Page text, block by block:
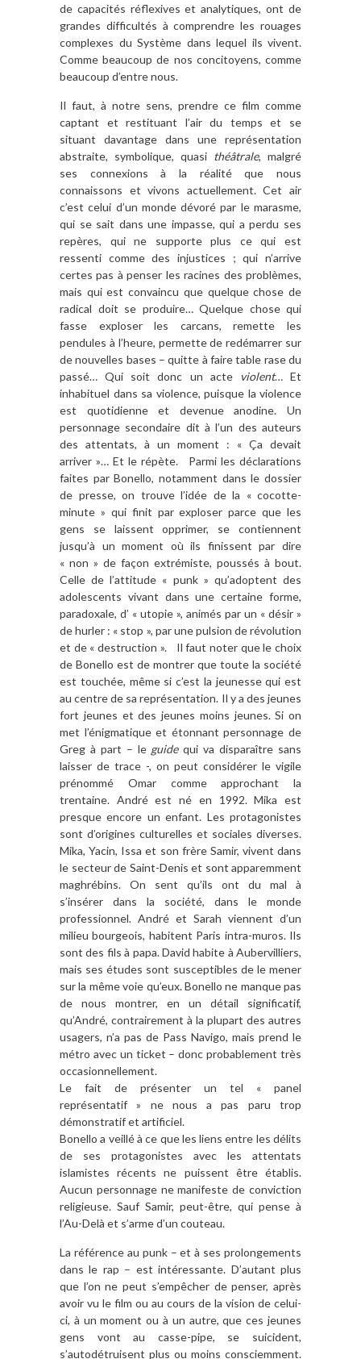
de capacités réflexives et analytiques, ont de
grandes difficultés à comprendre les rouages
complexes du Système dans lequel ils vivent.
Comme beaucoup de nos concitoyens, comme
beaucoup d’entre nous.
Il faut, à notre sens, prendre ce film comme
captant et restituant l’air du temps et se
situant davantage dans une représentation
abstraite, symbolique, quasi théâtrale, malgré
ses connexions à la réalité que nous
connaissons et vivons actuellement. Cet air
c’est celui d’un monde dévoré par le marasme,
qui se sait dans une impasse, qui a perdu ses
repères, qui ne supporte plus ce qui est
ressenti comme des injustices ; qui n’arrive
certes pas à penser les racines des problèmes,
mais qui est convaincu que quelque chose de
radical doit se produire… Quelque chose qui
fasse exploser les carcans, remette les
pendules à l’heure, permette de redémarrer sur
de nouvelles bases – quitte à faire table rase du
passé… Qui soit donc un acte
violent… Et
inhabituel dans sa violence, puisque la violence
est quotidienne et devenue anodine. Un
personnage secondaire dit à l’un des auteurs
des attentats, à un moment : « Ça devait
arriver »… Et le répète. Parmi les déclarations
faites par Bonello, notamment dans le dossier
de presse, on trouve l’idée de la « cocotte-
minute » qui finit par exploser parce que les
gens se laissent opprimer, se contiennent
jusqu’à un moment où ils finissent par dire
« non » de façon extrémiste, poussés à bout.
Celle de l’attitude « punk » qu’adoptent des
adolescents vivant dans une certaine forme,
paradoxale, d’ « utopie », animés par un « désir »
de hurler : « stop », par une pulsion de révolution
et de « destruction ». Il faut noter que le choix
de Bonello est de montrer que toute la société
est touchée, même si c’est la jeunesse qui est
au centre de sa représentation. Il y a des jeunes
fort jeunes et des jeunes moins jeunes. Si on
met l’énigmatique et étonnant personnage de
Greg à part – le guidequi va disparaître sans
laisser de trace -, on peut considérer le vigile
prénommé Omar comme approchant la
trentaine. André est né en 1992. Mika est
presque encore un enfant. Les protagonistes
sont d’origines culturelles et sociales diverses.
Mika, Yacin, Issa et son frère Samir, vivent dans
le secteur de Saint-Denis et sont apparemment
maghrébins. On sent qu’ils ont du mal à
s’insérer dans la société, dans le monde
professionnel. André et Sarah viennent d’un
milieu bourgeois, habitent Paris intra-muros. Ils
sont des fils à papa. David habite à Aubervilliers,
mais ses études sont susceptibles de le mener
sur la même voie qu’eux. Bonello ne manque pas
de nous montrer, en un détail significatif,
qu’André, contrairement à la plupart des autres
usagers, n’a pas de Pass Navigo, mais prend le
métro avec un ticket – donc probablement très
occasionnellement.
Le fait de présenter un tel « panel
représentatif » ne nous a pas paru trop
démonstratif et artificiel.
Bonello a veillé à ce que les liens entre les délits
de ses protagonistes avec les attentats
islamistes récents ne puissent être établis.
Aucun personnage ne manifeste de conviction
religieuse. Sauf Samir, peut-être, qui pense à
l’Au-Delà et s’arme d’un couteau.
La référence au punk – et à ses prolongements
dans le rap – est intéressante. D’autant plus
que l’on ne peut s’empêcher de penser, après
avoir vu le film ou au cours de la vision de celui-
ci, à un moment ou à un autre, que ces jeunes
gens vont au casse-pipe, se suicident,
s’autodétruisent plus ou moins consciemment.